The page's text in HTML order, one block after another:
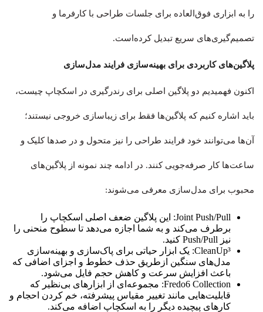
را به ابزاری فوق‌العاده برای جلسات طراحی با کارفرما و
تصمیم‌گیری‌های سریع تبدیل کرده‌است.
پلاگین‌های کاربردی برای بهینه‌سازی فرایند مدل‌سازی
اکنون فهمیدیم دو پلاگین اصلی برای رندرگیری در اسکچاپ چیست،
باید اشاره کنیم که پلاگین‌ها فقط برای زیباسازی خروجی نیستند؛
آن‌ها می‌توانند خود فرایند طراحی را نیز متحول و در صدها کلیک و
ساعت‌ها کار صرفه‌جویی کنند. در ادامه چند نمونه از پلاگین‌های
محبوب برای مدل‌سازی معرفی می‌شوند:
Joint Push/Pull: این پلاگین ضعف اصلی اسکچاپ را
برطرف می‌کند و به شما اجازه می‌دهد تا سطوح منحنی را
نیز Push/Pull کنید.
CleanUp³: یک ابزار حیاتی برای پاک‌سازی و بهینه‌سازی
مدل‌های سنگین ازطریق حذف خطوط و اجزای اضافی که
باعث افزایش سرعت و کاهش حجم فایل می‌شود.
Fredo6 Collection: مجموعه‌ای از ابزارهای بی‌نظیر که
قابلیت‌هایی مانند تغییر مقیاس پیشرفته، خم کردن احجام و
کارهای پیچیده دیگر را به اسکچاپ اضافه می‌کند.